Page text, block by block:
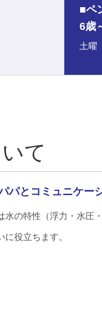
■ペ
6歳
土曜
て
パとコミュニケー
の特性（浮力・水圧
役立ちます。